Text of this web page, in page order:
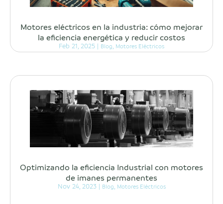
Motores eléctricos en la industria: cómo mejorar
la eficiencia energética y reducir costos
Feb 21, 2025 | Blog, Motores Eléctricos
Optimizando la eficiencia Industrial con motores
de imanes permanentes
Nov 24, 2023| Blog, Motores Eléctricos